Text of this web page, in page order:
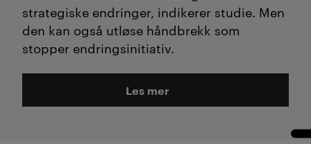
strategiske endringer, indikerer studie. Men
den kan også utløse håndbrekk som
stopper endringsinitiativ.
Les mer